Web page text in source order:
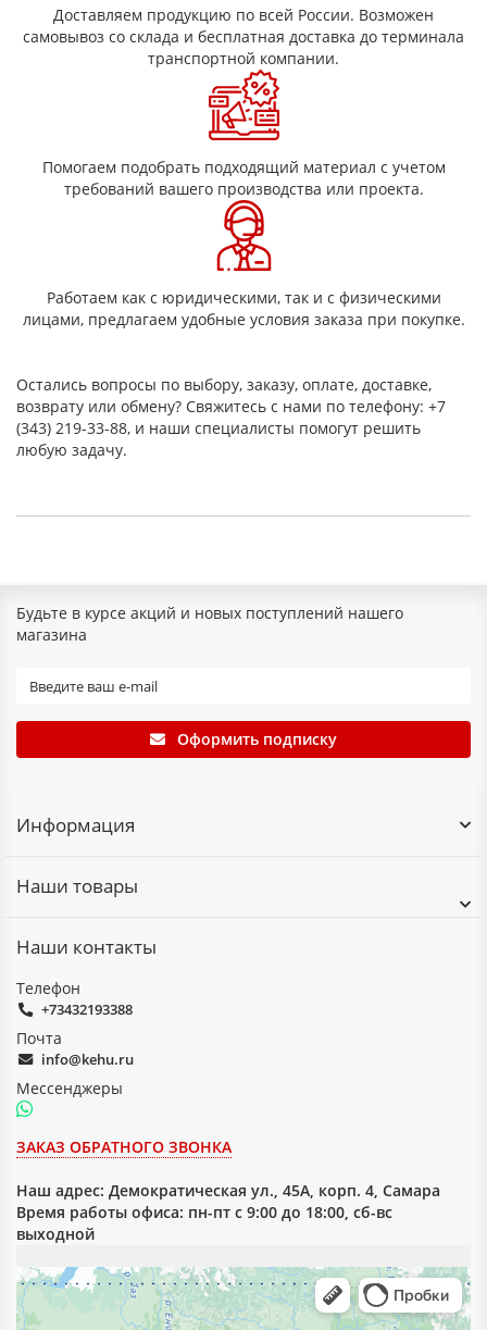
Одним из ключевых достоинств этой изоляции является её
невоспламеняемость. Использование полиимидных пленок
в электрических устройствах позволяет повысить мощность
и надёжность, улучшить температурный диапазон работы и
уменьшить размеры и массу конструкций, а также
обеспечивает хорошие характеристики для металлизации.
Доставляем продукцию по всей России. Возможен
самовывоз со склада и бесплатная доставка до терминала
транспортной компании.
Помогаем подобрать подходящий материал с учетом
требований вашего производства или проекта.
Работаем как с юридическими, так и с физическими
лицами, предлагаем удобные условия заказа при покупке.
Остались вопросы по выбору, заказу, оплате, доставке,
возврату или обмену? Свяжитесь с нами по телефону: +7
(343) 219-33-88, и наши специалисты помогут решить
любую задачу.
Будьте в курсе акций и новых поступлений нашего
магазина
Оформить подписку
Информация
Наши товары
Наши контакты
Телефон
+73432193388
Почта
info@kehu.ru
Мессенджеры
ЗАКАЗ ОБРАТНОГО ЗВОНКА
Наш адрес: Демократическая ул., 45А, корп. 4, Самара
Время работы офиса: пн-пт с 9:00 до 18:00, сб-вс
выходной